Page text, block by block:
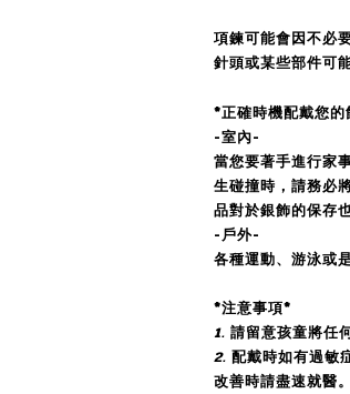
項鍊可能會因不必
針頭或某些部件可
*正確時機配戴您的
-室內-
當您要著手進行家
生碰撞時，請務必
品對於銀飾的保存
-戶外-
各種運動、游泳或
*注意事項*
1.請留意孩童將任
2.配戴時如有過敏
改善時請盡速就醫。